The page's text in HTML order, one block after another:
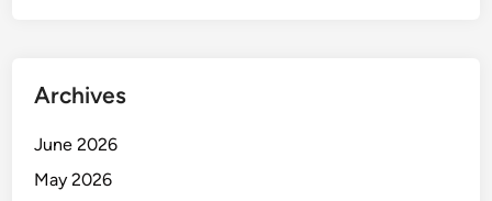
Archives
June 2026
May 2026